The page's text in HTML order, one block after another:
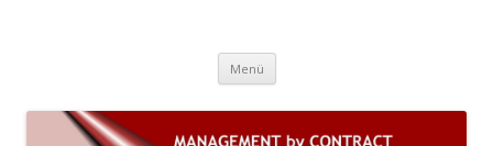
Systems GmbH
komplexe Dauerschuldverhältnisse und das Vertrags- und
Menü Zum Inhalt springen